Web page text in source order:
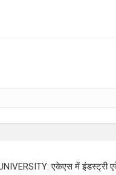
एकेएस में इंडस्ट्री